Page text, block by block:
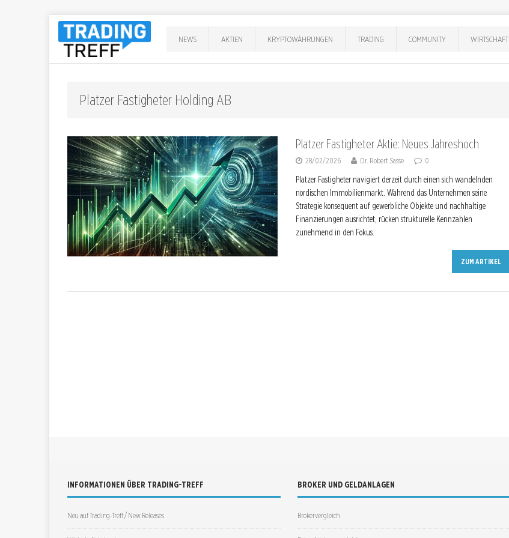
NEWS AKTIEN KRYPTOWÄHRUNGEN TRADING COMMUNITY WIRTSCHAFT
Platzer Fastigheter Holding AB
Platzer Fastigheter Aktie: Neues Jahreshoch
28/02/2026 Dr. Robert Sasse 0
Platzer Fastigheter navigiert derzeit durch einen sich wandelnden
nordischen Immobilienmarkt. Während das Unternehmen seine
Strategie konsequent auf gewerbliche Objekte und nachhaltige
Finanzierungen ausrichtet, rücken strukturelle Kennzahlen
zunehmend in den Fokus.
ZUM ARTIKEL
INFORMATIONEN ÜBER TRADING-TREFF
Neu auf Trading-Treff / New Releases
BROKER UND GELDANLAGEN
Brokervergleich